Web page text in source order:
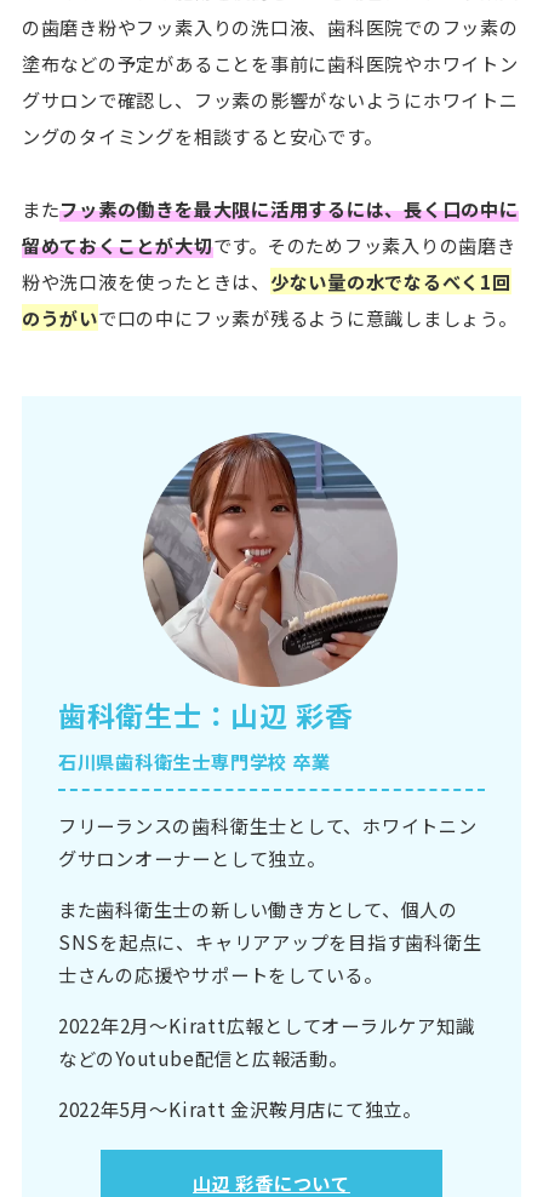
の歯磨き粉やフッ素入りの洗口液、歯科医院でのフッ素の
塗布などの予定があることを事前に歯科医院やホワイトン
グサロンで確認し、フッ素の影響がないようにホワイトニ
ングのタイミングを相談すると安心です。
またフッ素の働きを最大限に活用するには、長く口の中に
留めておくことが大切です。そのためフッ素入りの歯磨き
粉や洗口液を使ったときは、 少ない量の水でなるべく1回
のうがいで口の中にフッ素が残るように意識しましょう。
歯科衛生士：山辺 彩香
石川県歯科衛生士専門学校 卒業
フリーランスの歯科衛生士として、ホワイトニン
グサロンオーナーとして独立。
また歯科衛生士の新しい働き方として、個人の
SNSを起点に、キャリアアップを目指す歯科衛生
士さんの応援やサポートをしている。
2022年2月〜Kiratt広報としてオーラルケア知識
などのYoutube配信と広報活動。
2022年5月〜Kiratt 金沢鞍月店にて独立。
山辺 彩香について